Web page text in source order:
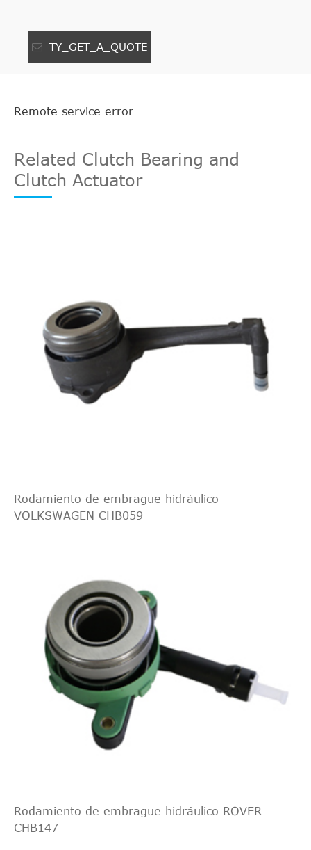
TY_GET_A_QUOTE
Remote service error
Related Clutch Bearing and
Clutch Actuator
Rodamiento de embrague hidráulico
VOLKSWAGEN CHB059
Rodamiento de embrague hidráulico ROVER
CHB147